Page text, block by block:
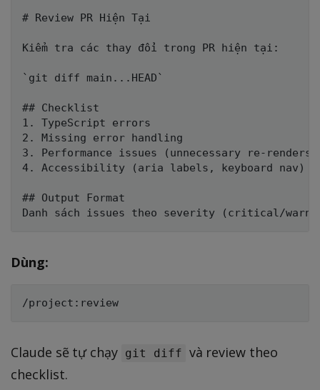
# Review PR Hiện Tại
Kiểm tra các thay đổi trong PR hiện tại:
`git diff main...HEAD`
## Checklist
1. TypeScript errors
2. Missing error handling
3. Performance issues (unnecessary re-renders)
4. Accessibility (aria labels, keyboard nav)
## Output Format
Dùng:
Claude sẽ tự chạy git diff và review theo
checklist.